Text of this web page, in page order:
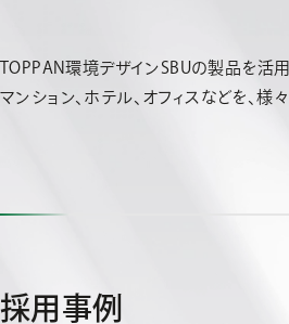
TOPPAN環境デザインSBUの製品を活
マンション、ホテル、オフィスなどを、
採用事例